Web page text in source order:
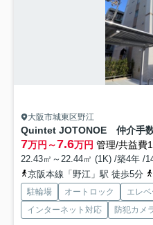
大阪市城東区野江
Quintet JOTONOE 仲介手
7万円～7.6万円 管理/共益費
22.43㎡～22.44㎡ (1K) /築4年 /
京阪本線「野江」駅 徒歩5分
駐輪場 オートロック エレ
インターネット対応
防犯カメ